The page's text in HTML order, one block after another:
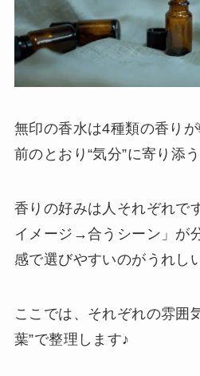
無印の香水は4種類の香り
前のとおり“気分”に寄り添
香りの好みは人それぞれで
イメージ→合うシーン」が
感で選びやすいのがうれし
ここでは、それぞれの雰囲
葉”で整理します♪